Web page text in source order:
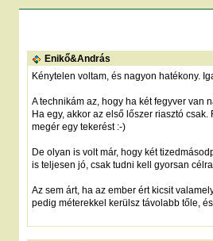
Enikő&András
Kénytelen voltam, és nagyon hatékony.
A technikám az, hogy ha két fegyver van
Ha egy, akkor az első lőszer riasztó
megér egy tekerést :-)
De olyan is volt már, hogy két
is teljesen jó, csak tudni kell gyorsan
Az sem árt, ha az ember ért kicsit
pedig méterekkel kerülsz távolabb tőle,